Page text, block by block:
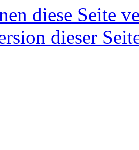
diese Seite
dieser